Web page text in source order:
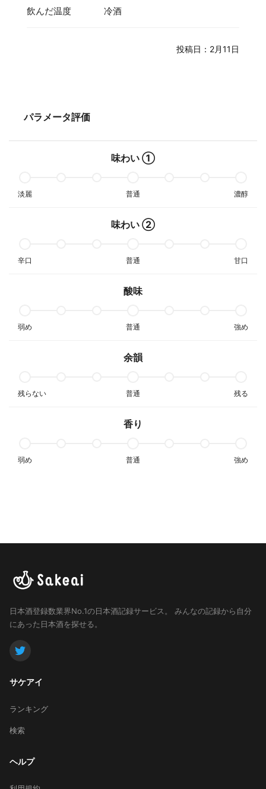
飲んだ温度 冷酒
投稿日：2月11日
パラメータ評価
味わい ①
淡麗 普通 濃醇
味わい ②
辛口 普通 甘口
酸味
弱め 普通 強め
余韻
残らない 普通 残る
香り
弱め 普通 強め
日本酒登録数業界No.1の日本酒記録サービス。
みんなの記録から自分
にあった日本酒を探せる。
サケアイ
ランキング
検索
ヘルプ